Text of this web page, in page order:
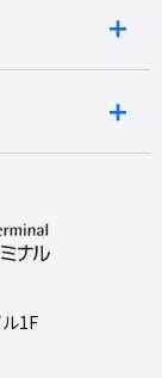
1F